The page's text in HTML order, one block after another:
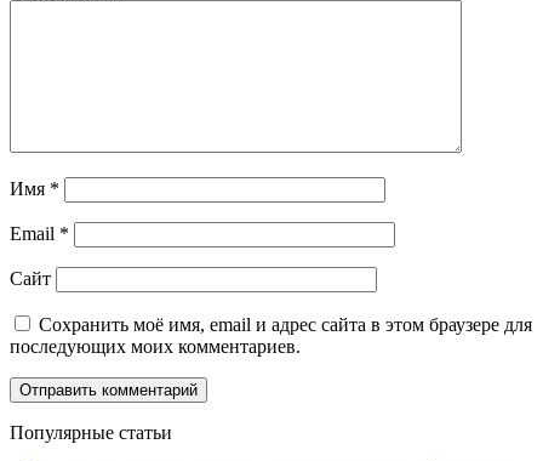
Имя *
Email *
Сайт
Сохранить моё имя, email и адрес сайта в этом браузере для
последующих моих комментариев.
Популярные статьи